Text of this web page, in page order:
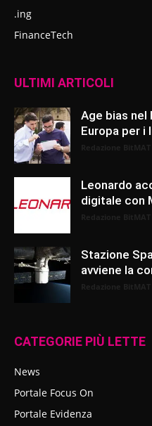
.ing
FinanceTech
ULTIMI ARTICOLI
Age bias nel
Europa per i
Leonardo
digitale con
Stazione
avviene la
CATEGORIE PIÙ LETTE
News
Portale Focus On
Portale Evidenza